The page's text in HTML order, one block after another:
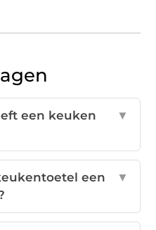
een keuken
▼
een
▼